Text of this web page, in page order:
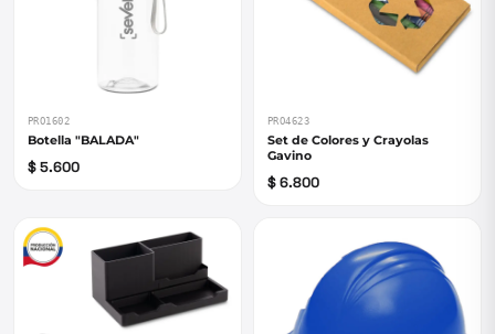
PRO1602
Botella "BALADA"
$ 5.600
PRO4623
Set de Colores y Crayolas
Gavino
$ 6.800